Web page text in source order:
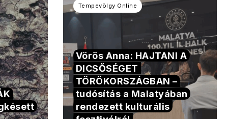
Tempevölgy Online
Vörös Anna: HAJTANI A
DICSŐSÉGET
TÖRÖKORSZÁGBAN –
tudósítás a Malatyában
rendezett kulturális